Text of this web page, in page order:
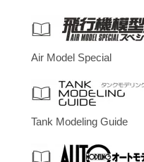
Air Model Special
Tank Modeling Guide